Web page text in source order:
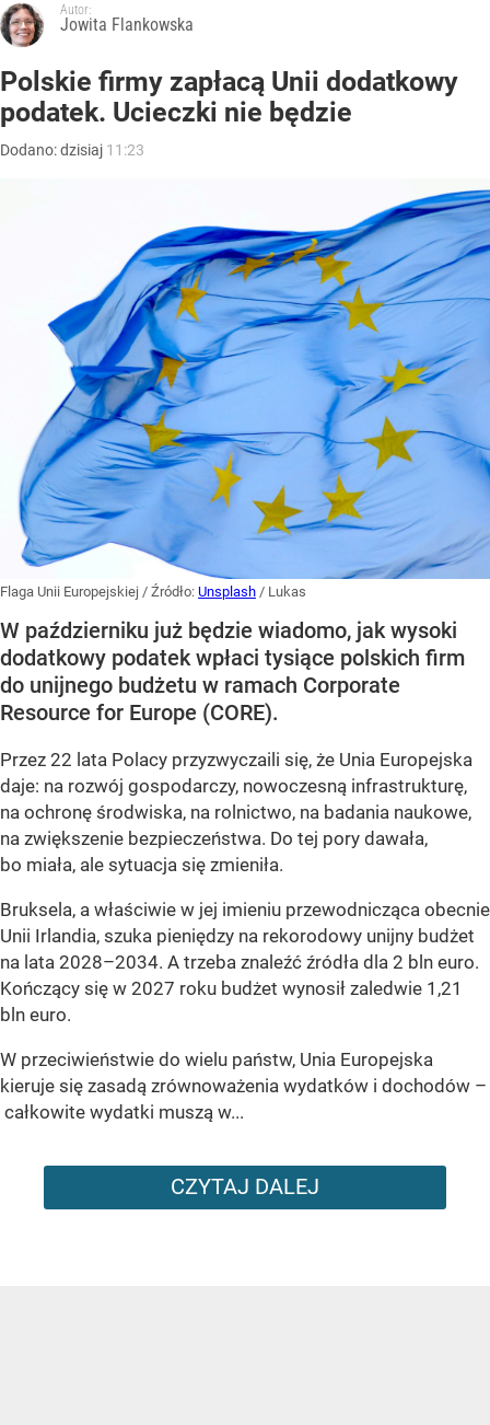
Autor:
Jowita Flankowska
Polskie firmy zapłacą Unii dodatkowy
podatek. Ucieczki nie będzie
Dodano:dzisiaj 11:23
Flaga Unii Europejskiej / Źródło: Unsplash / Lukas
W październiku już będzie wiadomo, jak wysoki
dodatkowy podatek wpłaci tysiące polskich firm
do unijnego budżetu w ramach Corporate
Resource for Europe (CORE).
Przez 22 lata Polacy przyzwyczaili się, że Unia Europejska
daje: na rozwój gospodarczy, nowoczesną infrastrukturę,
na ochronę środwiska, na rolnictwo, na badania naukowe,
na zwiększenie bezpieczeństwa. Do tej pory dawała,
bo miała, ale sytuacja się zmieniła.
Bruksela, a właściwie w jej imieniu przewodnicząca obecnie
Unii Irlandia, szuka pieniędzy na rekorodowy unijny budżet
na lata 2028–2034. A trzeba znaleźć źródła dla 2 bln euro.
Kończący się w 2027 roku budżet wynosił zaledwie 1,21
bln euro.
W przeciwieństwie do wielu państw, Unia Europejska
kieruje się zasadą zrównoważenia wydatków i dochodów –
całkowite wydatki muszą w...
CZYTAJ DALEJ